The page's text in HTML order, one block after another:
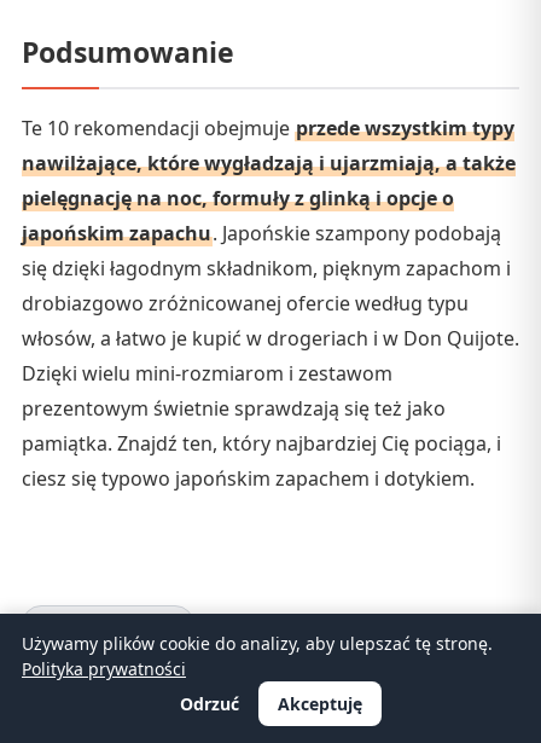
Podsumowanie
Te 10 rekomendacji obejmuje przede wszystkim typy
nawilżające, które wygładzają i ujarzmiają, a także
pielęgnację na noc, formuły z glinką i opcje o
japońskim zapachu. Japońskie szampony podobają
się dzięki łagodnym składnikom, pięknym zapachom i
drobiazgowo zróżnicowanej ofercie według typu
włosów, a łatwo je kupić w drogeriach i w Don Quijote.
Dzięki wielu mini-rozmiarom i zestawom
prezentowym świetnie sprawdzają się też jako
pamiątka. Znajdź ten, który najbardziej Cię pociąga, i
ciesz się typowo japońskim zapachem i dotykiem.
Powiązane artykuły
Używamy plików cookie do analizy, aby ulepszać tę stronę.
Polityka prywatności
Odrzuć
Akceptuję